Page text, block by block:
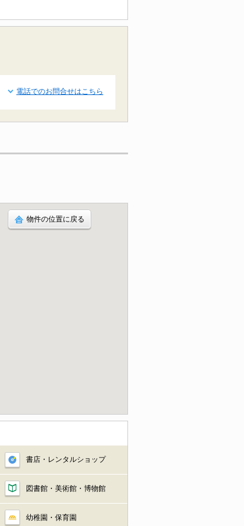
電話でのお問合せはこちら
物件の位置に戻る
書店・レンタルショップ
図書館・美術館・博物館
幼稚園・保育園